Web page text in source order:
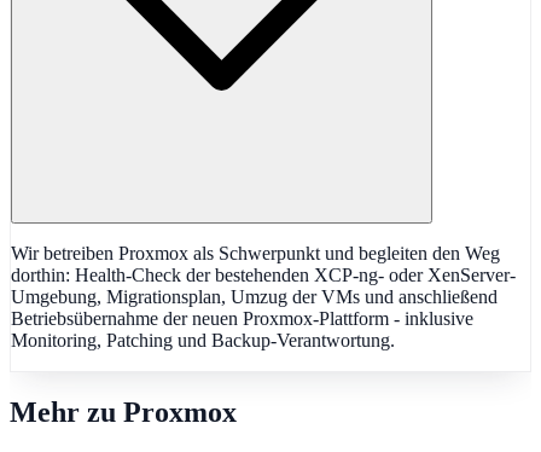
Wir betreiben Proxmox als Schwerpunkt und begleiten den Weg
dorthin: Health-Check der bestehenden XCP-ng- oder XenServer-
Umgebung, Migrationsplan, Umzug der VMs und anschließend
Betriebsübernahme der neuen Proxmox-Plattform - inklusive
Monitoring, Patching und Backup-Verantwortung.
Mehr zu Proxmox